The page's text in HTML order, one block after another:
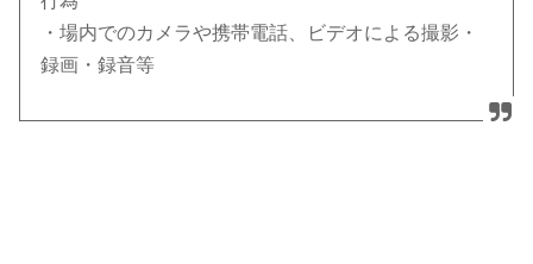
・場内でのカメラや携帯電話、ビデオによる撮影・
録画・録音等